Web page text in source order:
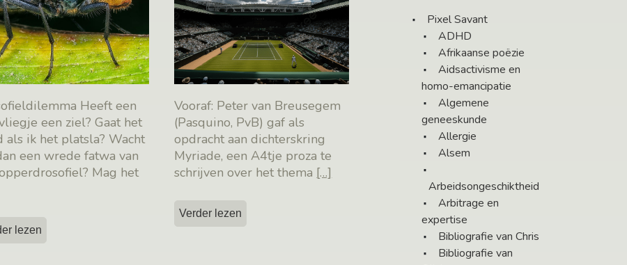
Heeft een
een ziel? Gaat het
als ik het platsla? Wacht
een wrede fatwa van
Mag het
lezen
Vooraf: Peter van Breusegem
(Pasquino, PvB) gaf als
opdracht aan dichterskring
Myriade, een A4tje proza te
schrijven over het thema […]
Verder lezen
Pixel Savant
ADHD
Afrikaanse poëzie
Aidsactivisme en
homo-emancipatie
Algemene
geneeskunde
Allergie
Alsem
Arbeidsongeschiktheid
Arbitrage en
expertise
Bibliografie van Chris
Bibliografie van